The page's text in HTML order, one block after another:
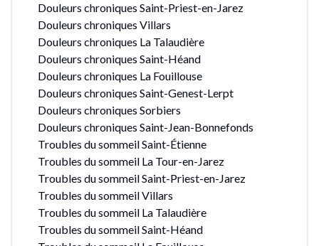
Douleurs chroniques Saint-Priest-en-Jarez
Douleurs chroniques Villars
Douleurs chroniques La Talaudière
Douleurs chroniques Saint-Héand
Douleurs chroniques La Fouillouse
Douleurs chroniques Saint-Genest-Lerpt
Douleurs chroniques Sorbiers
Douleurs chroniques Saint-Jean-Bonnefonds
Troubles du sommeil Saint-Étienne
Troubles du sommeil La Tour-en-Jarez
Troubles du sommeil Saint-Priest-en-Jarez
Troubles du sommeil Villars
Troubles du sommeil La Talaudière
Troubles du sommeil Saint-Héand